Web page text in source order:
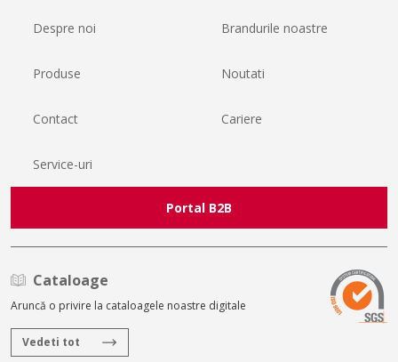
Despre noi Brandurile noastre
Produse Noutati
Contact Cariere
Service-uri
Portal B2B
Cataloage
Aruncă o privire la cataloagele noastre digitale
Vedeti tot